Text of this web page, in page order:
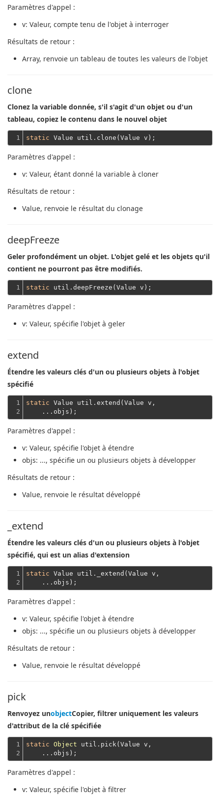
Paramètres d'appel :
v: Valeur, compte tenu de l'objet à interroger
Résultats de retour :
Array, renvoie un tableau de toutes les valeurs de l'objet
clone
Clonez la variable donnée, s'il s'agit d'un objet ou d'un
tableau, copiez le contenu dans le nouvel objet
1 static
Paramètres d'appel :
v: Valeur, étant donné la variable à cloner
Résultats de retour :
Value, renvoie le résultat du clonage
deepFreeze
Geler profondément un objet. L'objet gelé et les objets qu'il
contient ne pourront pas être modifiés.
1 static
Paramètres d'appel :
v: Valeur, spécifie l'objet à geler
extend
Étendre les valeurs clés d'un ou plusieurs objets à l'objet
spécifié
1
2
static Value util.extend(Value v,
    ...objs);
Paramètres d'appel :
v: Valeur, spécifie l'objet à étendre
objs: ..., spécifie un ou plusieurs objets à développer
Résultats de retour :
Value, renvoie le résultat développé
_extend
Étendre les valeurs clés d'un ou plusieurs objets à l'objet
spécifié, qui est un alias d'extension
1
2
static Value util._extend(Value v,
    ...objs);
Paramètres d'appel :
v: Valeur, spécifie l'objet à étendre
objs: ..., spécifie un ou plusieurs objets à développer
Résultats de retour :
Value, renvoie le résultat développé
pick
Renvoyez unobjectCopier, filtrer uniquement les valeurs
d'attribut de la clé spécifiée
1
2
static Object util.pick(Value v,
    ...objs);
Paramètres d'appel :
v: Valeur, spécifie l'objet à filtrer